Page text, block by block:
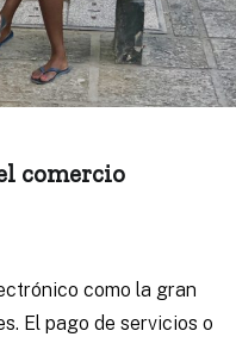
comercio
como la gran
El pago de servicios o